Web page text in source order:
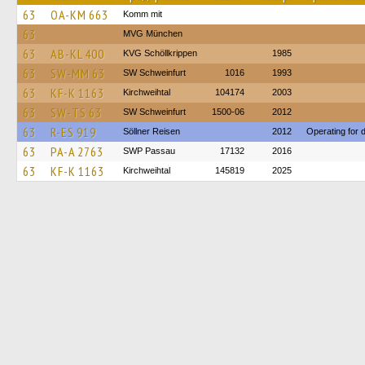
63 OA-KM 663 Komm mit
63 MVG München
63 AB-KL 400 KVG Schöllkrippen 1985
63 SW-MM 63 SW Schweinfurt 1016 1993
63 KF-K 1163 Kirchweihtal 104174 2003
63 SW-TS 63 SW Schweinfurt 1500-06 2012
63 R-ES 919 Söllner Reisen 2012 Operating for
63 PA-A 2763 SWP Passau 17132 2016
63 KF-K 1163 Kirchweihtal 145819 2025